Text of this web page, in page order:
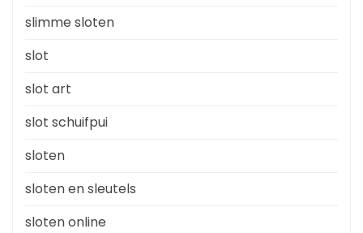
slimme sloten
slot
slot art
slot schuifpui
sloten
sloten en sleutels
sloten online